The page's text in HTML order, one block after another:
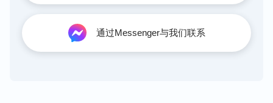
面回来了，知道我被毒蜂蜇了就忙着给我配药，很快
就给我挂上了吊瓶，慢慢地，我感觉疼痛感减轻了许
多。
通过Messenger与我们联系